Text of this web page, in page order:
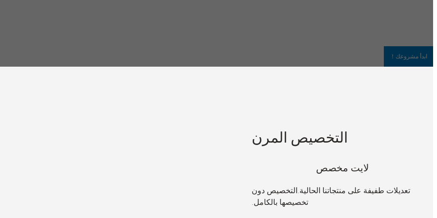
ابدأ مشروعك！
التخصيص المرن
لايت مخصص
تعديلات طفيفة على منتجاتنا الحالية.التخصيص دون
تخصيصها بالكامل.